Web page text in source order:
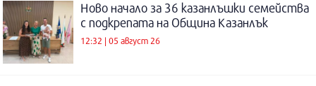
Ново начало за 36 казанлъшки семейства
с подкрепата на Община Казанлък
12:32 | 05 август 26